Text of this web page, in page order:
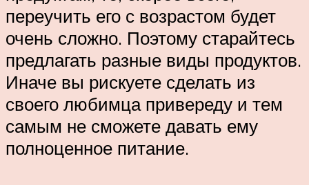
переучить его с возрастом будет
очень сложно. Поэтому старайтесь
предлагать разные виды продуктов.
Иначе вы рискуете сделать из
своего любимца привереду и тем
самым не сможете давать ему
полноценное питание.